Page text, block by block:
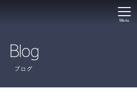
Menu
Blog
ブログ